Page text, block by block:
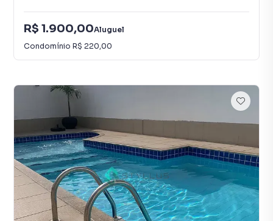
R$ 1.900,00Aluguel
Condomínio R$ 220,00